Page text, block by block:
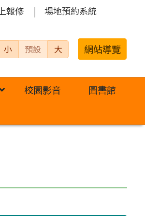
報修 場地預約系統
小 預設 大 網站導覽
校園影音 圖書館